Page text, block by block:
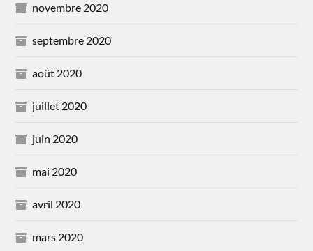
novembre 2020
septembre 2020
août 2020
juillet 2020
juin 2020
mai 2020
avril 2020
mars 2020